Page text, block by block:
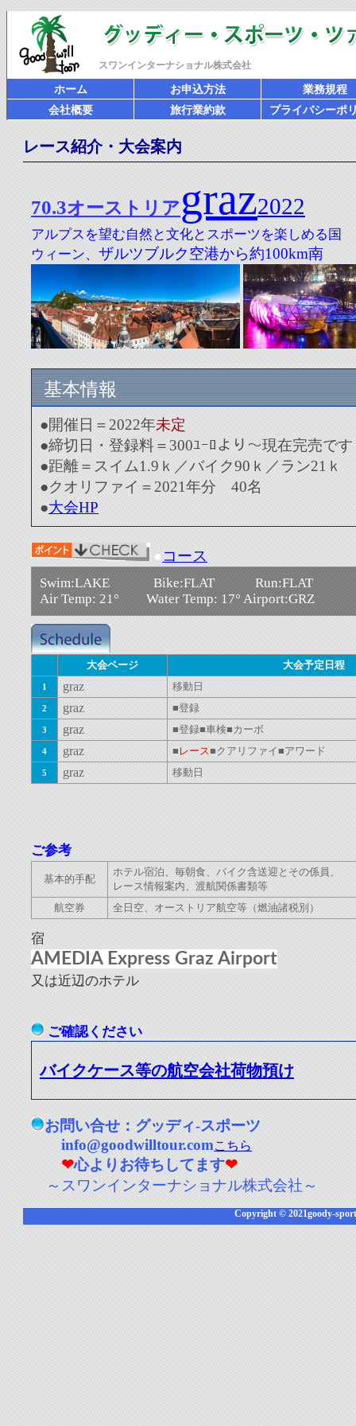
スワンインターナショナル株式会社
ホーム お申込方法
業務規程
会社概要
旅行業約款 プライバシーポ
レース紹介・大会案内
70.3オーストリアgraz2022
アルプスを望む自然と文化とスポーツを楽しめる国
ウィーン、 ザルツブルク空港から約100km南
基本情報
●開催日＝2022年未定
●締切日・登録料＝300ﾕｰﾛより～現在完売です
●距離＝スイム1.9ｋ／バイク90ｋ／ラン21ｋ
●クオリファイ＝2021年分 40名
●大会HP
●コース
Swim:LAKE Bike:FLAT Run:FLAT
Air Temp: 21° Water Temp: 17° Airport:GRZ
大会ページ 大会予定日程
1 graz 移動日
2 graz ■登録
3 graz ■登録■車検■カーボ
4 graz ■レース■クアリファイ■アワード
5 graz 移動日
ご参考
基本的手配
ホテル宿泊、毎朝食、バイク含送迎とその係員、
レース情報案内、渡航関係書類等
航空券
全日空、 オーストリア航空等 （燃油諸税別）
宿
AMEDIA Express Graz Airport
又は近辺のホテル
ご確認ください
バイクケース等の航空会社荷物預け
お問い合せ：グッディ-スポーツ
info@goodwilltour.comこちら
❤心よりお待ちしてます❤
～スワンインターナショナル株式会社～
Copyright © 2021goody-